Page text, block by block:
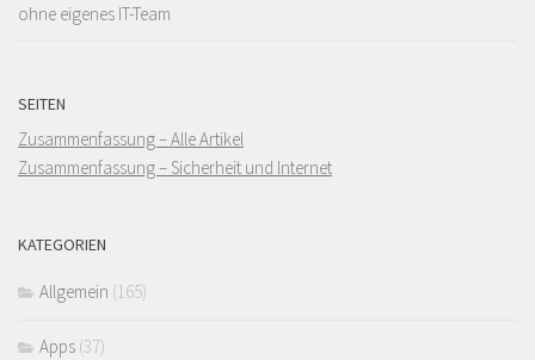
ohne eigenes IT-Team
SEITEN
Zusammenfassung – Alle Artikel
Zusammenfassung – Sicherheit und Internet
KATEGORIEN
Allgemein (165)
Apps (37)